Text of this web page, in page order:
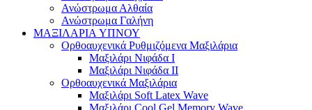
Ανώστρωμα Αλθαία
Ανώστρωμα Γαλήνη
ΜΑΞΙΛΑΡΙΑ YΠΝΟΥ
Ορθοαυχενικά Ρυθμιζόμενα Μαξιλάρια
Mαξιλάρι Νιφάδα Ι
Mαξιλάρι Νιφάδα ΙΙ
Ορθοαυχενικά Μαξιλάρια
Mαξιλάρι Soft Latex Wave
Mαξιλάρι Cool Gel Memory Wave